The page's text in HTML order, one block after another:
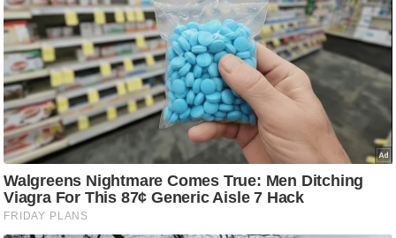
जी
ब्यू
टी
/
फै
श
न
घ
रे
लू